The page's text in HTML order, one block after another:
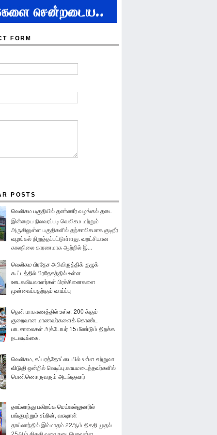
FORM
POSTS
வெலிகம பகுதியில் தண்ணீர் வழங்கல் தடை
இன்றைய நிலவரப்படி வெலிகம மற்றும்
அருகிலுள்ள பகுதிகளில் தற்காலிகமாக குடிநீர்
வழங்கல் நிறுத்தப்பட்டுள்ளது. வறட்சியான
காலநிலை காரணமாக ஆற்றில் இ...
வெலிகம பிரதேச அபிவிருத்திக் குழுக்
கூட்டத்தில் பிரதேசத்தில் உள்ள
ஊடகவியலாளர்கள் பிரச்சினைகளை
முன்வைப்பதற்கும் வாய்ப்பு
தென் மாகாணத்தில் உள்ள 200 க்கும்
குறைவான மாணவர்களைக் கொண்ட
பாடசாலைகள் அக்டோபர் 15 மீண்டும் திறக்க
நடவடிக்கை.
வெலிகம, கப்பரத்தோட்டையில் உள்ள சுற்றுலா
விடுதி ஒன்றில் வெடிப்பு.காயமடைந்தவர்களில்
பெண்ணொருவரும் அடங்குவார்
தாய்லாந்து பகிரங்க மெய்வல்லுனரில்
பங்குபற்றும் சப்ரின், வக்ஷான்
தாய்லாந்தில் இம்மாதம் 22ஆம் திகதி முதல்